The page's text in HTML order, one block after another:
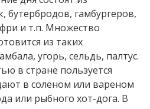
бутербродов, гамбургеров,
и т.п. Множество
из таких
угорь, сельдь, палтус.
в стране пользуется
в соленом или вареном
или рыбного хот-дога. В